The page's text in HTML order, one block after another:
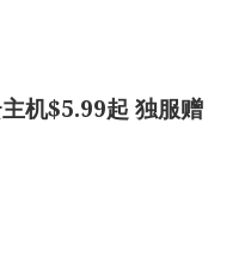
机$5.99起 独服赠